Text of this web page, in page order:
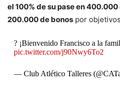
el 100% de su pase en
200.000 de bonos por
? ¡Bienvenido Francisco a la
pic.twitter.com/j90Nwy6To2
— Club Atlético Talleres